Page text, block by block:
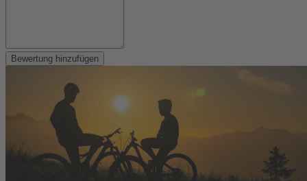
Bewertung hinzufügen